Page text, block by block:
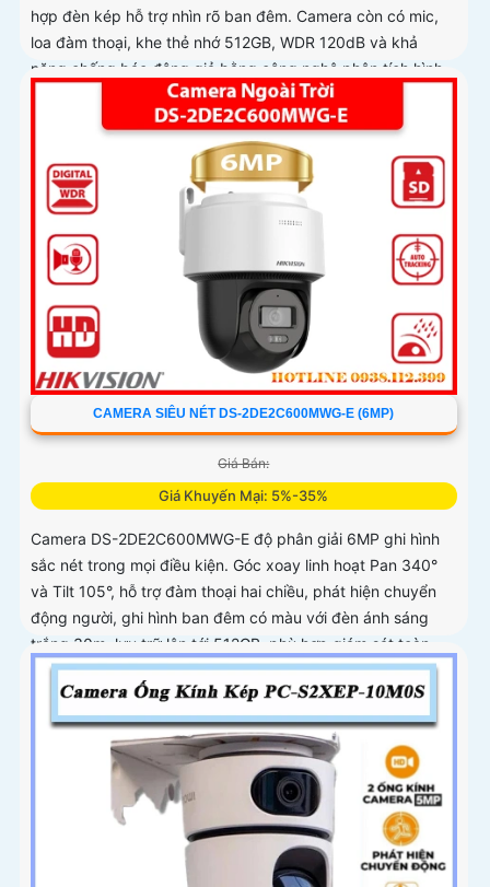
hợp đèn kép hỗ trợ nhìn rõ ban đêm. Camera còn có mic,
loa đàm thoại, khe thẻ nhớ 512GB, WDR 120dB và khả
năng chống báo động giả bằng công nghệ phân tích hình
CAMERA SIÊU NÉT DS-2DE2C600MWG-E (6MP)
Giá Bán:
Giá Khuyến Mại: 5%-35%
Camera DS-2DE2C600MWG-E độ phân giải 6MP ghi hình
sắc nét trong mọi điều kiện. Góc xoay linh hoạt Pan 340°
và Tilt 105°, hỗ trợ đàm thoại hai chiều, phát hiện chuyển
động người, ghi hình ban đêm có màu với đèn ánh sáng
trắng 30m, lưu trữ lên tới 512GB, phù hợp giám sát toàn
diện